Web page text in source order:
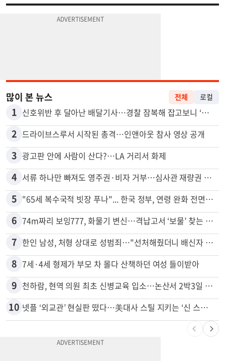
많이 본 뉴스
1 신호위반 후 달아난 배달기사…경찰 잠복해 잡고보니 ‘반전’
2 드라이브스루서 시작된 총격…인앤아웃 참사 영상 공개
3 광고판 안에 사람이 산다?…LA 거리서 화제
4 서류 하나만 빠져도 영주권·비자 거부…심사관 재량권 대폭 확대
5 "65세 복수국적 빗장 푸나"... 한국 정부, 연령 완화 전면 추진
6 74m짜리 보잉777, 화물기 변신…격납고서 ‘보물’ 찾는 인천공항
7
8 7세·4세 형제가 부모 차 몰다 산책하던 여성 들이받아
9 천하람, 현역 의원 최초 신병교육 입소…논산서 2박3일 생활
넷플 ‘외교관’ 현실판 떴다…美대사 스틸 지키는 ‘신 스틸러’